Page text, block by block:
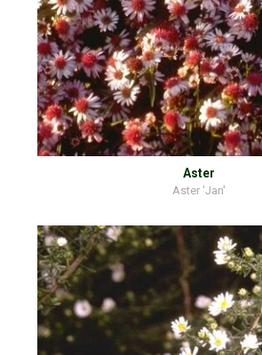
Aster
Aster 'Jan'